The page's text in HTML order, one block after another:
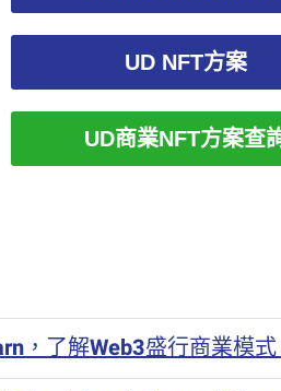
UD NFT方案
UD商業NFT方案查
，了解Web3盛行商業模